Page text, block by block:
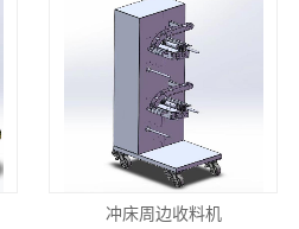
冲床周边收料机